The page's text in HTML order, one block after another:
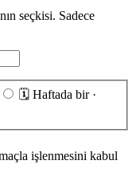
seçkisi. Sadece
🗓 Haftada bir ·
işlenmesini kabul